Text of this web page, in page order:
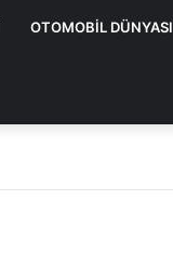
OTOMOBİL DÜNYASI